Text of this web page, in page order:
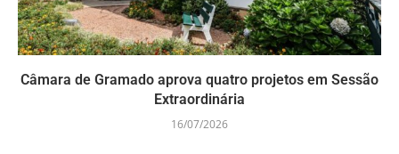
Câmara de Gramado aprova quatro projetos em Sessão
Extraordinária
16/07/2026